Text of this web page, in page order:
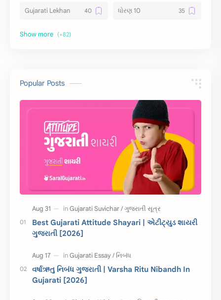
Gujarati Lekhan ધોરણ 10
અર્થ વિસ્તાર
10 વાક્યો
સુવિચાર Gujarati Vyakaran
આરતી
અહેવાલ લેખન શુભેચ્છા સંદેશ
ગુજરાતી શબ્દો
ધોરણ 5 માહિતી
ગુજરાતી સૂત્ર
ચાલીસા
દિવાળી સમાનાર્થી શબ્દો
સ્પીચ ગુજરાતી
Popular Posts
Best Gujarati Attitude Shayari | એટીટ્યુડ શાયરી
ગુજરાતી [2026]
વર્ષાઋતુ નિબંધ ગુજરાતી | Varsha Ritu Nibandh In
Gujarati [2026]